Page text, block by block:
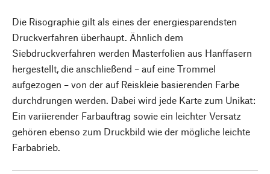
Die Risographie gilt als eines der energiesparendsten
Druckverfahren überhaupt. Ähnlich dem
Siebdruckverfahren werden Masterfolien aus Hanffasern
hergestellt, die anschließend – auf eine Trommel
aufgezogen – von der auf Reiskleie basierenden Farbe
durchdrungen werden. Dabei wird jede Karte zum Unikat:
Ein variierender Farbauftrag sowie ein leichter Versatz
gehören ebenso zum Druckbild wie der mögliche leichte
Farbabrieb.